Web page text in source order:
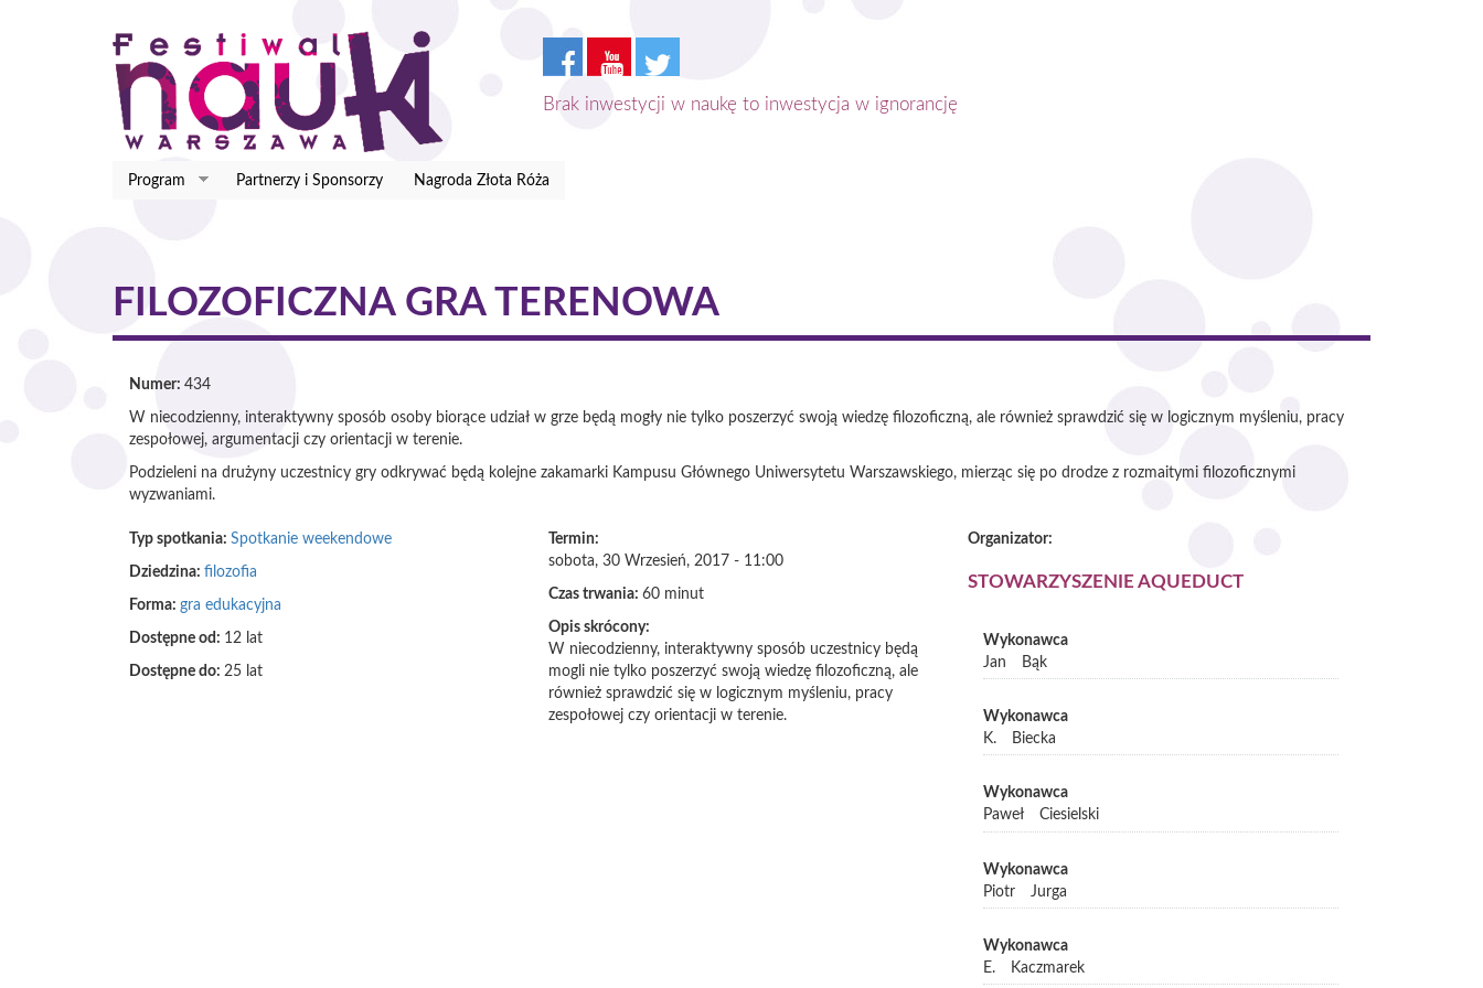
Brak inwestycji w naukę to inwestycja w ignorancję
Program Partnerzy i Sponsorzy Nagroda Złota Róża
FILOZOFICZNA GRA TERENOWA
Numer: 434
W niecodzienny, interaktywny sposób osoby biorące udział w grze będą mogły nie tylko poszerzyć swoją wiedzę filozoficzną, ale również sprawdzić się w logicznym myśleniu, pracy
zespołowej, argumentacji czy orientacji w terenie.
Podzieleni na drużyny uczestnicy gry odkrywać będą kolejne zakamarki Kampusu Głównego Uniwersytetu Warszawskiego, mierząc się po drodze z rozmaitymi filozoficznymi
wyzwaniami.
Typ spotkania: Spotkanie weekendowe
Dziedzina: filozofia
Forma: gra edukacyjna
Dostępne od: 12 lat
Dostępne do: 25 lat
Termin:
sobota, 30 Wrzesień, 2017 - 11:00
Czas trwania: 60 minut
Opis skrócony:
W niecodzienny, interaktywny sposób uczestnicy będą
mogli nie tylko poszerzyć swoją wiedzę filozoficzną, ale
również sprawdzić się w logicznym myśleniu, pracy
zespołowej czy orientacji w terenie.
Organizator:
STOWARZYSZENIE AQUEDUCT
Wykonawca
Jan
Bąk
Wykonawca
K.
Biecka
Wykonawca
Paweł
Ciesielski
Wykonawca
Piotr
Jurga
Wykonawca
E.
Kaczmarek